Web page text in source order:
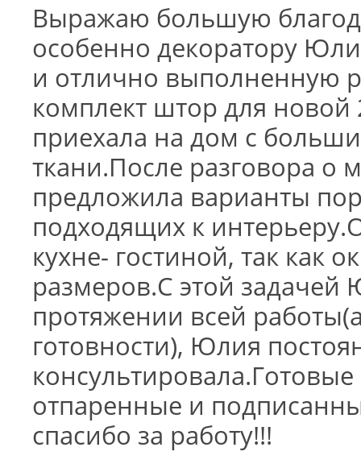
Выражаю большую
особенно декоратору
и отлично выполненную
комплект штор для
приехала на дом с
ткани.После разговора
предложила варианты
подходящих к
кухне- гостиной, так как
размеров.С этой
протяжении всей
готовности), Юлия
отпаренные и
спасибо за работу!!!